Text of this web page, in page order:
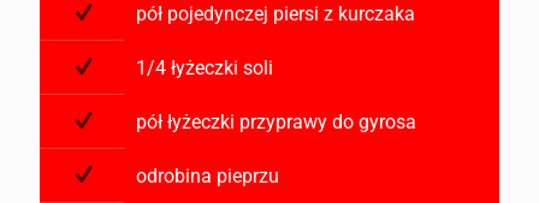
pół pojedynczej piersi z kurczaka
1/4 łyżeczki soli
pół łyżeczki przyprawy do gyrosa
odrobina pieprzu